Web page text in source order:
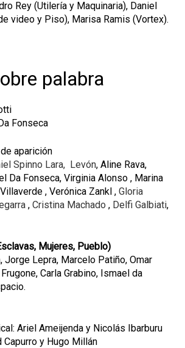
Rey (Utilería y Maquinaria), Daniel
video y Piso), Marisa Ramis (Vortex).
palabra
Fonseca
aparición
Spinno Lara, Levón, Aline Rava,
Da Fonseca, Virginia Alonso , Marina
, Verónica Zankl , Gloria
, Cristina Machado , Delfi Galbiati,
Mujeres, Pueblo)
, Jorge Lepra, Marcelo Patiño, Omar
Carla Grabino, Ismael da
Ariel Ameijenda y Nicolás Ibarburu
y Hugo Millán